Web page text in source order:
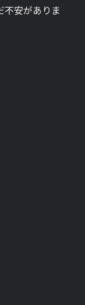
安がありま